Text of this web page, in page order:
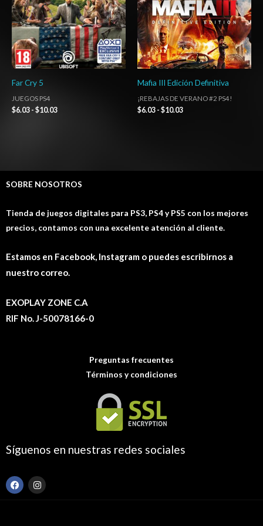
Far Cry 5
JUEGOS PS4
$6.03 - $10.03
Mafia III Edición Definitiva
¡REBAJAS DE VERANO #2 PS4!
$6.03 - $10.03
SOBRE NOSOTROS
Tienda de juegos digitales para PS3, PS4 y PS5 con los mejores
precios, contamos con una excelente atención al cliente.
Estamos en Facebook, Instagram o puedes escribirnos a
nuestro correo.
EXOPLAY ZONE C.A
RIF No. J-50078166-0
Preguntas frecuentes
Términos y condiciones
Síguenos en nuestras redes sociales
F
a
I
n